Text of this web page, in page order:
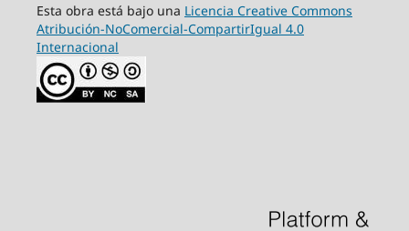
Esta obra está bajo una Licencia Creative Commons
Atribución-NoComercial-CompartirIgual 4.0
Internacional